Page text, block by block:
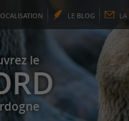
LE BLOG LA
le